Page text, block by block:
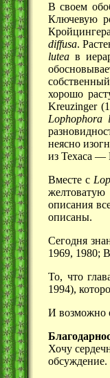
В своем
Ключевую
diffusa.
lutea в
хорошо
Kreuzinger
Lophophora
неясно
из Техаса —
Вместе с
описания
описаны.
Сегодня
1969, 1980;
То, что
1994),
И возможно
Хочу
обсуждение.